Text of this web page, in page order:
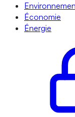
Économie
Énergie